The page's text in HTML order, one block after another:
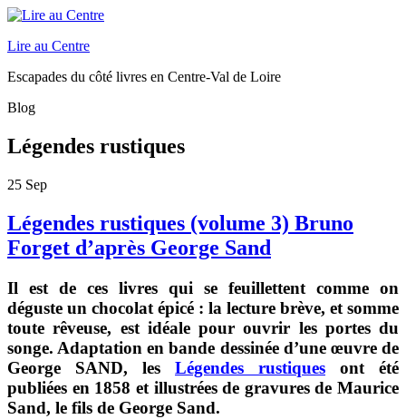
Lire au Centre
Escapades du côté livres en Centre-Val de Loire
Blog
Légendes rustiques
25 Sep
Légendes rustiques (volume 3) Bruno
Forget d’après George Sand
Il est de ces livres qui se feuillettent comme on
déguste un chocolat épicé : la lecture brève, et somme
toute rêveuse, est idéale pour ouvrir les portes du
songe. Adaptation en bande dessinée d’une œuvre de
George SAND, les Légendes rustiques ont été
publiées en 1858 et illustrées de gravures de Maurice
Sand, le fils de George Sand.